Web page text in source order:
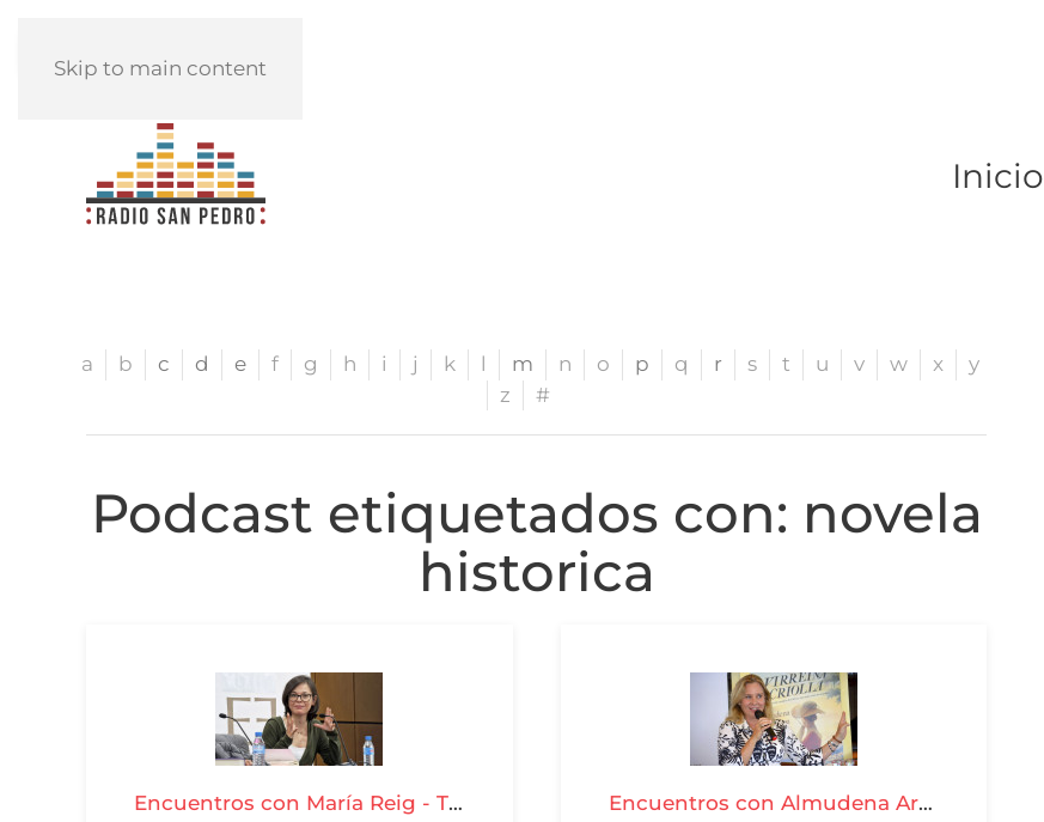
Skip to main content
Inicio
a b c d e f g h i j k l m n o p q r s t u v w x
y
z
#
Podcast etiquetados con: novela
historica
Encuentros con María Reig - T03-P29 Encuentros con Almudena Arteaga - T03-P23